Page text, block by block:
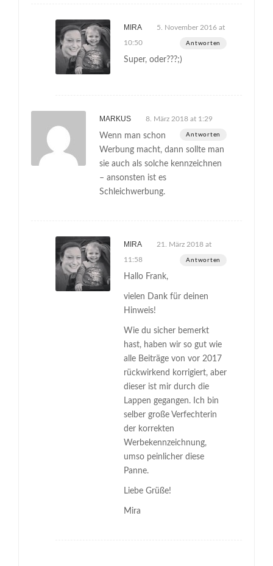
MIRA 5. November 2016 at
10:50 Antworten
Super, oder???;)
MARKUS 8. März 2018 at 1:29
Antworten
Wenn man schon
Werbung macht, dann sollte man
sie auch als solche kennzeichnen
– ansonsten ist es
Schleichwerbung.
MIRA 21. März 2018 at
11:58 Antworten
Hallo Frank,
vielen Dank für deinen
Hinweis!
Wie du sicher bemerkt
hast, haben wir so gut wie
alle Beiträge von vor 2017
rückwirkend korrigiert, aber
dieser ist mir durch die
Lappen gegangen. Ich bin
selber große Verfechterin
der korrekten
Werbekennzeichnung,
umso peinlicher diese
Panne.
Liebe Grüße!
Mira